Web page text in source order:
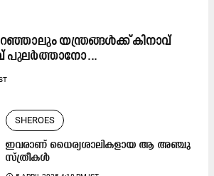
യന്ത്രങ്ങൾക്ക് കിനാവ്
പുലർത്താനോ...
SHEROES
ഇവരാണ് ധൈര്യശാലികളായ ആ അഞ്ചു
സ്ത്രീകൾ